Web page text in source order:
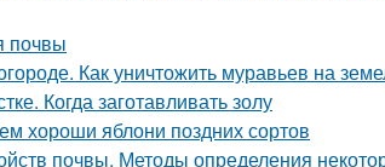
почвы
Как уничтожить муравьев на
Когда заготавливать золу
хороши яблони поздних сортов
почвы. Методы определения